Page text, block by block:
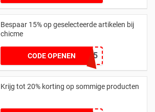
Bespaar 15% op geselecteerde artikelen bij
chicme
CODE OPENENYJY15
Krijg tot 20% korting op sommige producten